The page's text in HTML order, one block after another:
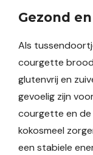
Gezond
Als
courgette
glutenvrij en
gevoelig zijn
courgette en de
kokosmeel
een stabiele